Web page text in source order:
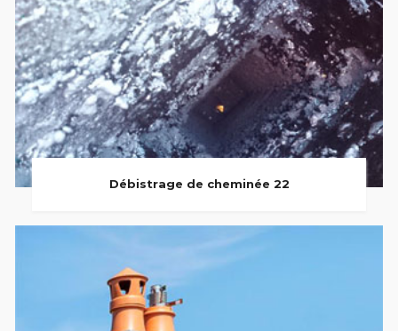
Débistrage de cheminée 22